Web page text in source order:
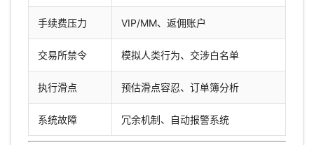
手续费压力 VIP/MM、返佣账户
交易所禁令 模拟人类行为、交涉白名单
执行滑点 预估滑点容忍、订单簿分析
系统故障 冗余机制、自动报警系统